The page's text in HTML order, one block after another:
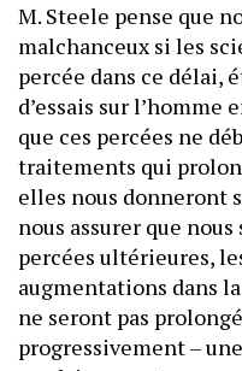
M. Steele pense que
malchanceux si les
percée dans ce délai,
d’essais sur l’homme
que ces percées ne
traitements qui
elles nous donneront
nous assurer que
percées ultérieures,
augmentations dans
ne seront pas
progressivement –